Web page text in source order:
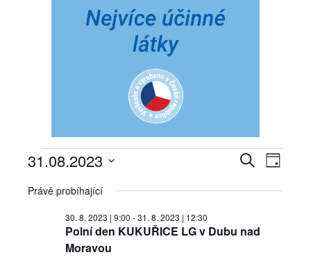
Akce
for
pro
hledání
Hledat
pro
Den
31.08.2023
datum.
Právě probíhající
Polní den KUKUŘICE LG v Dubu nad
Moravou
30. 8. 2023 | 9:00 -31. 8. 2023 | 12:30